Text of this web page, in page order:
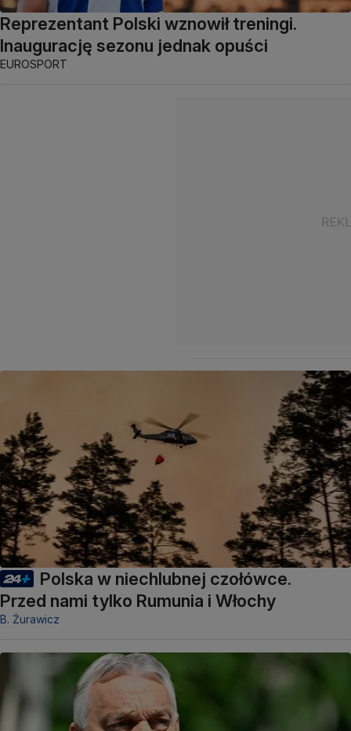
Reprezentant Polski wznowił treningi.
Inaugurację sezonu jednak opuści
EUROSPORT
Polska w niechlubnej czołówce.
Przed nami tylko Rumunia i Włochy
B. Żurawicz